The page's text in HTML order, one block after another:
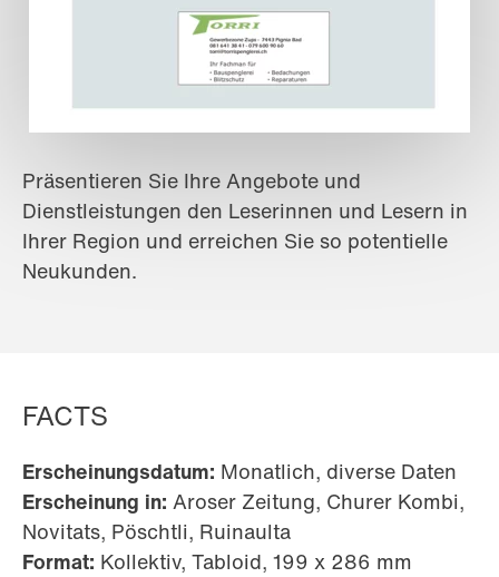
Präsentieren Sie Ihre Angebote und
Dienstleistungen den Leserinnen und Lesern in
Ihrer Region und erreichen Sie so potentielle
Neukunden.
FACTS
Erscheinungsdatum: Monatlich, diverse Daten
Erscheinung in: Aroser Zeitung, Churer Kombi,
Novitats, Pöschtli, Ruinaulta
Format: Kollektiv, Tabloid, 199 x 286 mm